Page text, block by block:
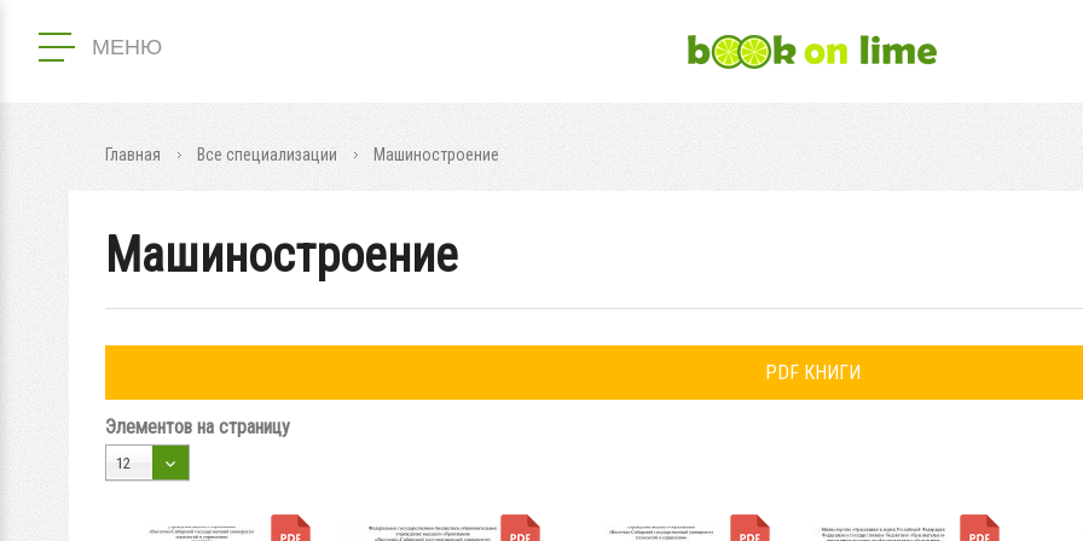
МЕНЮ
Главная Все специализации Машиностроение
Машиностроение
PDF КНИГИ
Элементов на страницу
12